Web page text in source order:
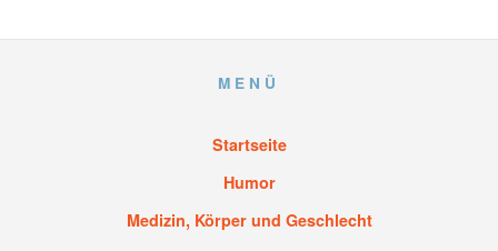
MENÜ
Startseite
Humor
Medizin, Körper und Geschlecht